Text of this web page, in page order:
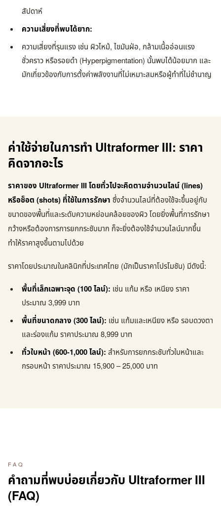
สัปดาห์
ความเสี่ยงที่พบได้ยาก:
ความเสี่ยงที่รุนแรง เช่น ผิวไหม้, ไขมันฝ่อ, กล้ามเนื้ออ่อนแรง
ชั่วคราว หรือรอยดำ (Hyperpigmentation) นั้นพบได้น้อยมาก และ
มักเกี่ยวข้องกับการตั้งค่าพลังงานที่ไม่เหมาะสมหรือผู้ทำที่ไม่ชำนาญ
ค่าใช้จ่ายในการทำ Ultraformer III: ราคา
คิดจากอะไร
ราคาของ Ultraformer III โดยทั่วไปจะคิดตามจำนวนไลน์ (lines)
หรือช็อต (shots) ที่ใช้ในการรักษา ซึ่งจำนวนไลน์ที่ต้องใช้จะขึ้นอยู่กับ
ขนาดของพื้นที่และระดับความหย่อนคล้อยของผิว โดยยิ่งพื้นที่การรักษา
กว้างหรือต้องการการยกกระชับมาก ก็จะยิ่งต้องใช้จำนวนไลน์มากขึ้น
ทำให้ราคาสูงขึ้นตามไปด้วย
ราคาโดยประมาณในคลินิกที่ประเทศไทย (มักเป็นราคาโปรโมชัน) มีดังนี้:
พื้นที่เล็กเฉพาะจุด (100 ไลน์): เช่น แก้ม หรือ เหนียง ราคา
ประมาณ 3,999 บาท
พื้นที่ขนาดกลาง (300 ไลน์): เช่น แก้มและเหนียง หรือ รอบดวงตา
และร่องแก้ม ราคาประมาณ 8,999 บาท
ทั่วใบหน้า (600-1,000 ไลน์): สำหรับการยกกระชับทั่วใบหน้าและ
กรอบหน้า ราคาประมาณ 15,900 – 25,000 บาท
FAQ
คำถามที่พบบ่อยเกี่ยวกับ Ultraformer III
(FAQ)